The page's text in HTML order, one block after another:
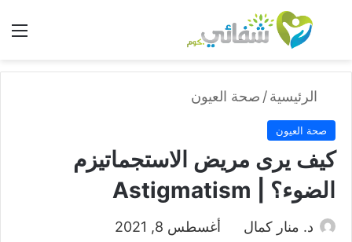
بحث عن
الرئيسية/ صحة العيون
صحة العيون
كيف يرى مريض الاستجماتيزم
الضوء؟ | Astigmatism
د. منار كمال
أغسطس 8, 2021